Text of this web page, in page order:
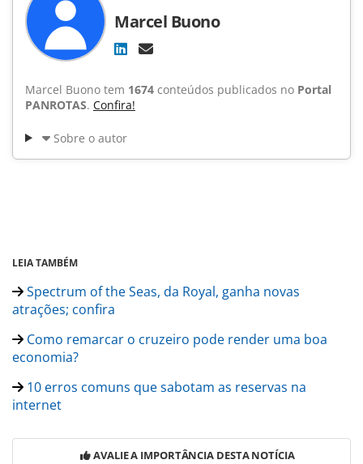
Marcel Buono
Marcel Buono tem 1674 conteúdos publicados no Portal
PANROTAS. Confira!
Sobre o autor
LEIA TAMBÉM
Spectrum of the Seas, da Royal, ganha novas
atrações; confira
Como remarcar o cruzeiro pode render uma boa
economia?
10 erros comuns que sabotam as reservas na
internet
AVALIE A IMPORTÂNCIA DESTA NOTÍCIA